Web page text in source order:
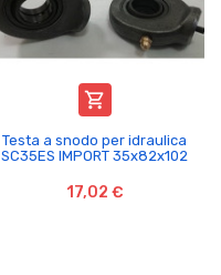

Testa a snodo per idraulica
SC35ES IMPORT 35x82x102
17,02 €